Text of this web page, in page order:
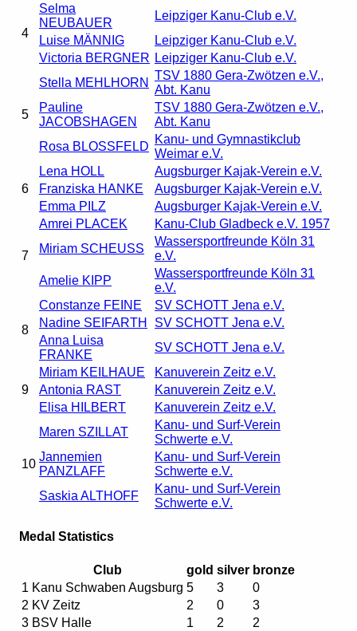
4
Selma
NEUBAUER
Leipziger Kanu-Club e.V.
Luise MÄNNIG
Leipziger Kanu-Club e.V.
Victoria BERGNER Leipziger Kanu-Club e.V.
5
Stella MEHLHORN
TSV 1880 Gera-Zwötzen e.V.,
Abt. Kanu
Pauline
JACOBSHAGEN
TSV 1880 Gera-Zwötzen e.V.,
Abt. Kanu
Rosa BLOSSFELD
Kanu- und Gymnastikclub
Weimar e.V.
6
Lena HOLL
Augsburger Kajak-Verein e.V.
Franziska HANKE
Augsburger Kajak-Verein e.V.
Emma PILZ
Augsburger Kajak-Verein e.V.
7
Amrei PLACEK
Kanu-Club Gladbeck e.V. 1957
Miriam SCHEUSS
Wassersportfreunde Köln 31
e.V.
Amelie KIPP
Wassersportfreunde Köln 31
e.V.
8
Constanze FEINE
SV SCHOTT Jena e.V.
Nadine SEIFARTH
SV SCHOTT Jena e.V.
Anna Luisa
FRANKE
SV SCHOTT Jena e.V.
9
Miriam KEILHAUE
Kanuverein Zeitz e.V.
Antonia RAST
Kanuverein Zeitz e.V.
Elisa HILBERT
Kanuverein Zeitz e.V.
10
Maren SZILLAT
Kanu- und Surf-Verein
Schwerte e.V.
Jannemien
PANZLAFF
Kanu- und Surf-Verein
Schwerte e.V.
Saskia ALTHOFF
Kanu- und Surf-Verein
Schwerte e.V.
Medal Statistics
Club gold silver bronze
1 Kanu Schwaben Augsburg 5 3
0
2 KV Zeitz 2 0
3
3 BSV Halle 1 2
2